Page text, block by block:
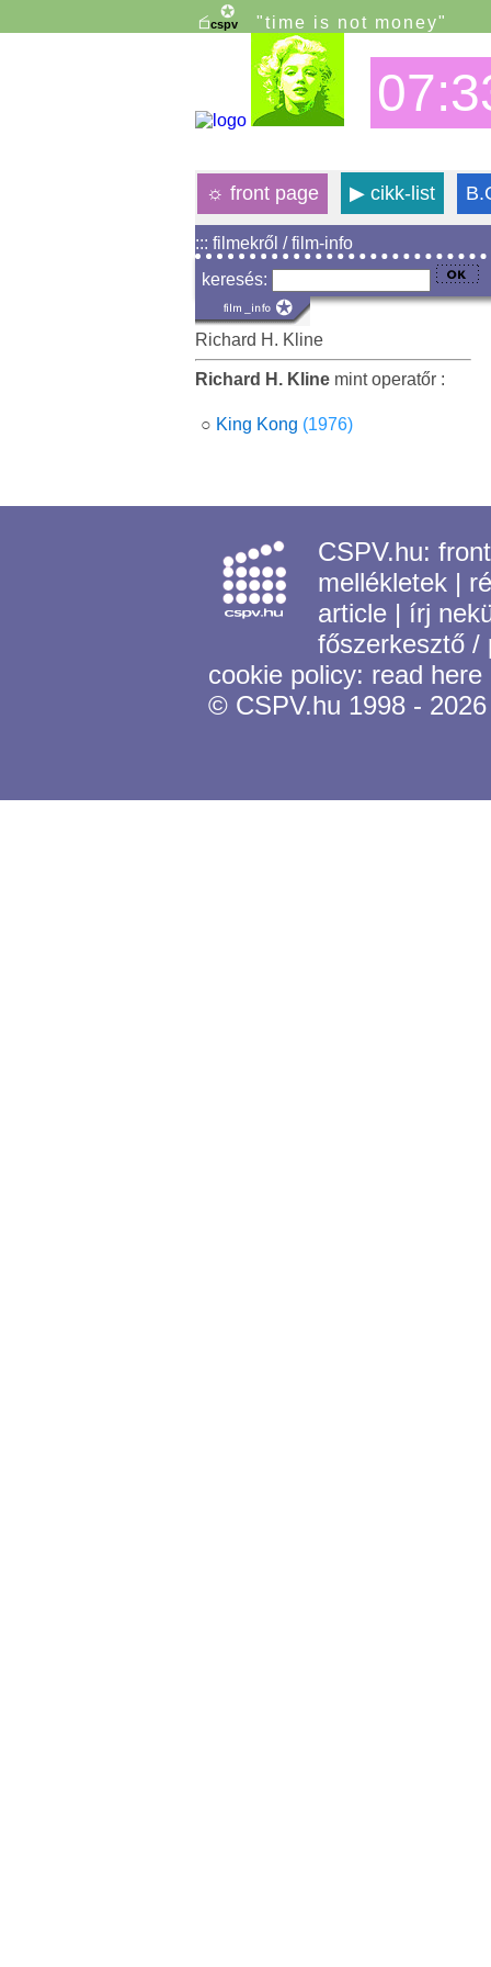
"time is not money"
☼ front page ▶cikk-list
::: filmekről / film-info
keresés:
Richard H. Kline
Richard H. Klinemint operatőr :
○ King Kong (1976)
CSPV.hu:
mellékletek |
article | írj
főszerkesztő
cookie policy: read here
© CSPV.hu 1998 - 2026